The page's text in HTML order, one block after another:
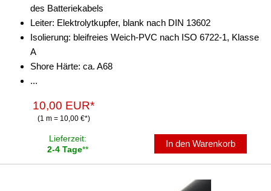
des Batteriekabels
Leiter: Elektrolytkupfer, blank nach DIN 13602
Isolierung: bleifreies Weich-PVC nach ISO 6722-1, Klasse
A
Shore Härte: ca. A68
...
10,00 EUR*
(1 m = 10,00 €*)
Lieferzeit:
2-4 Tage**
In den Warenkorb